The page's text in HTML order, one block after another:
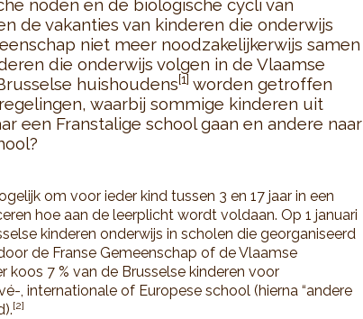
noden en de biologische cycli van
de vakanties van kinderen die onderwijs
niet meer noodzakelijkerwijs samen
die onderwijs volgen in de Vlaamse
huishoudens[1] worden getroffen
waarbij sommige kinderen uit
een Franstalige school gaan en andere naar
om voor ieder kind tussen 3 en 17 jaar in een
hoe aan de leerplicht wordt voldaan. Op 1 januari
kinderen onderwijs in scholen die georganiseerd
de Franse Gemeenschap of de Vlaamse
koos 7 % van de Brusselse kinderen voor
, internationale of Europese school (hierna “andere
[2]